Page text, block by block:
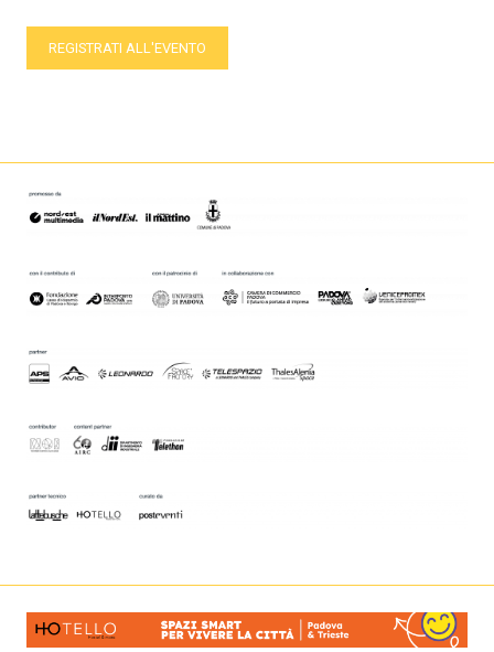
REGISTRATI ALL'EVENTO